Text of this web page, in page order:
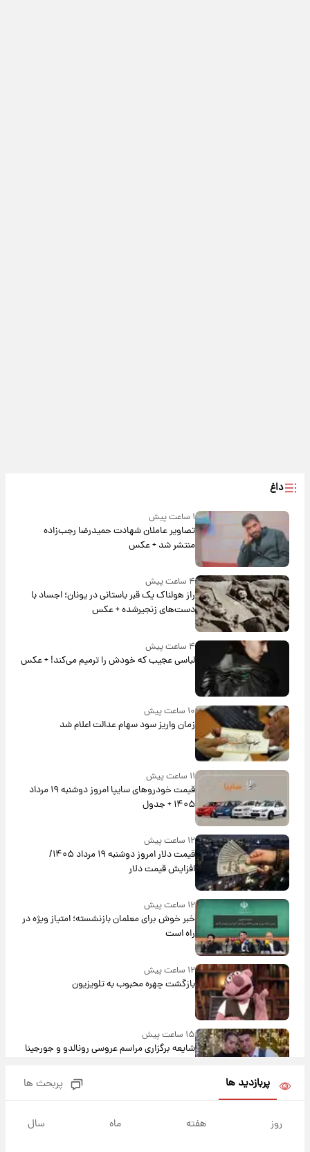
داغ
۱ ساعت پیش
تصاویر عاملان شهادت حمیدرضا رجب‌زاده
منتشر شد + عکس
۴ ساعت پیش
راز هولناک یک قبر باستانی در یونان؛ اجساد با
دست‌های زنجیرشده + عکس
لباسی عجیب که خودش را ترمیم می‌کند! + عکس
۱۰ ساعت پیش
زمان واریز سود سهام عدالت اعلام شد
قیمت خودروهای سایپا امروز دوشنبه ۱۹ مرداد
۱۴۰۵ + جدول
۱۲ ساعت پیش
قیمت دلار امروز دوشنبه ۱۹ مرداد ۱۴۰۵/
افزایش قیمت دلار
۱۲ ساعت پیش
خبر خوش برای معلمان بازنشسته؛ امتیاز ویژه در
راه است
۱۲ ساعت پیش
بازگشت چهره محبوب به تلویزیون
۱۵ ساعت پیش
شایعه برگزاری مراسم عروسی رونالدو و جورجینا
پربازدید ها پربحث ها
روز هفته ماه سال